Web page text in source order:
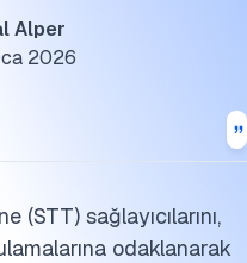
Alper
2026
sağlayıcılarını,
odaklanarak